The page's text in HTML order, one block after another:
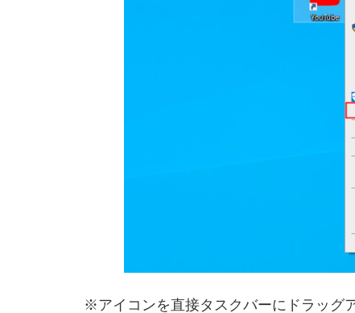
※アイコンを直接タスクバーにドラッグ